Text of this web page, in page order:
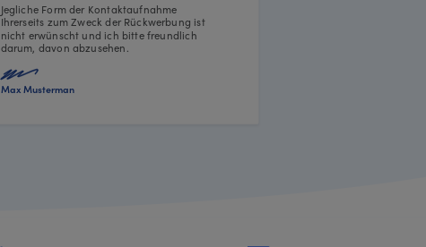
Jegliche Form der Kontaktaufnahme
Ihrerseits zum Zweck der Rückwerbung ist
nicht erwünscht und ich bitte freundlich
darum, davon abzusehen.
Max Musterman